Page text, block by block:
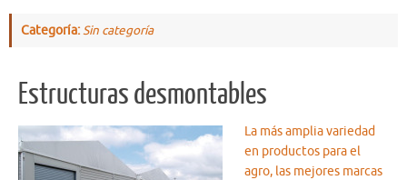
Categoría:Sin categoría
Estructuras desmontables
La más amplia variedad
en productos para el
agro, las mejores marcas